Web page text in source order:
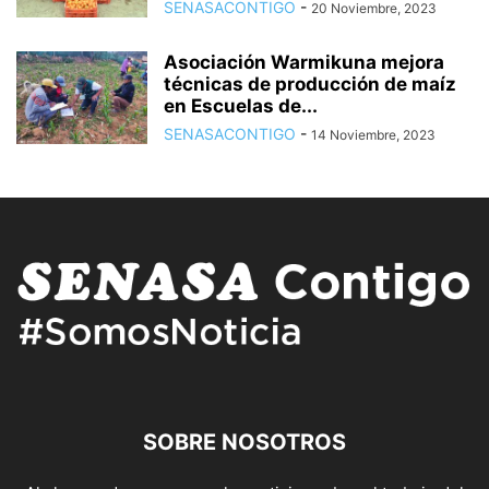
SENASACONTIGO - 20 Noviembre, 2023
Asociación Warmikuna mejora
técnicas de producción de maíz
en Escuelas de...
SENASACONTIGO - 14 Noviembre, 2023
SOBRE NOSOTROS